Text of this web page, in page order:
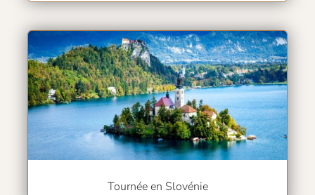
Tournée en Slovénie